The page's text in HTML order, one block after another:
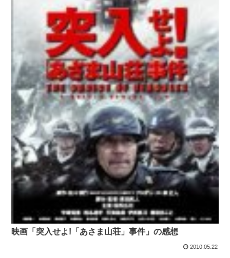
映画「突入せよ!「あさま山荘」事件」の感想
2010.05.22